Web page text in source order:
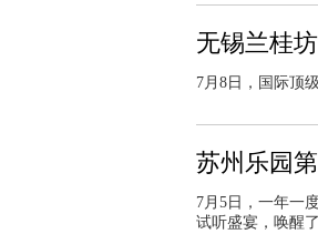
无锡兰桂
7月8日，国际顶
苏州乐园
7月5日，一年一
试听盛宴，唤醒